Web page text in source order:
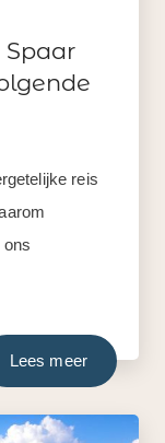
reis
Lees meer